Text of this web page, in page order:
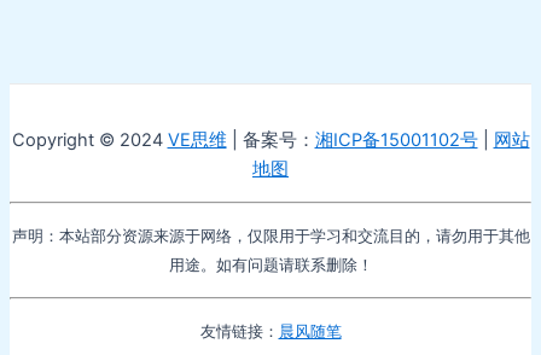
Copyright © 2024 VE思维 | 备案号： 湘ICP备15001102号| 网站
地图
声明：本站部分资源来源于网络，仅限用于学习和交流目的，请勿用于其他
用途。如有问题请联系删除！
友情链接： 晨风随笔